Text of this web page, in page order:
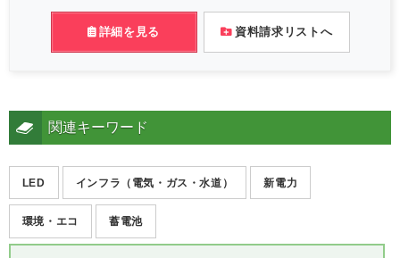
詳細を見る 資料請求リストへ
関連キーワード
LED インフラ（電気・ガス・水道） 新電力
環境・エコ 蓄電池